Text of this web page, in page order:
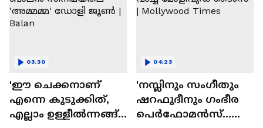
'ഈ ചെക്കനാണ്
എന്നെ കുടുക്കിത്,
എല്ലാം ഉള്ളീൽന്നങ്ങ്
03:30
'നസ്ലിനും സംഗീതും
ഷറഫുദീനും ഗംഭീര
പെർഫോമൻസ്...
04:23